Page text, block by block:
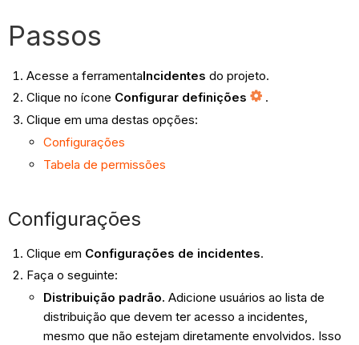
Passos
Acesse a ferramentaIncidentes do projeto.
Clique no ícone Configurar definições
.
Clique em uma destas opções:
Configurações
Tabela de permissões
Configurações
Clique em Configurações de incidentes.
Faça o seguinte:
Distribuição padrão. Adicione usuários ao lista de
distribuição que devem ter acesso a incidentes,
mesmo que não estejam diretamente envolvidos. Isso